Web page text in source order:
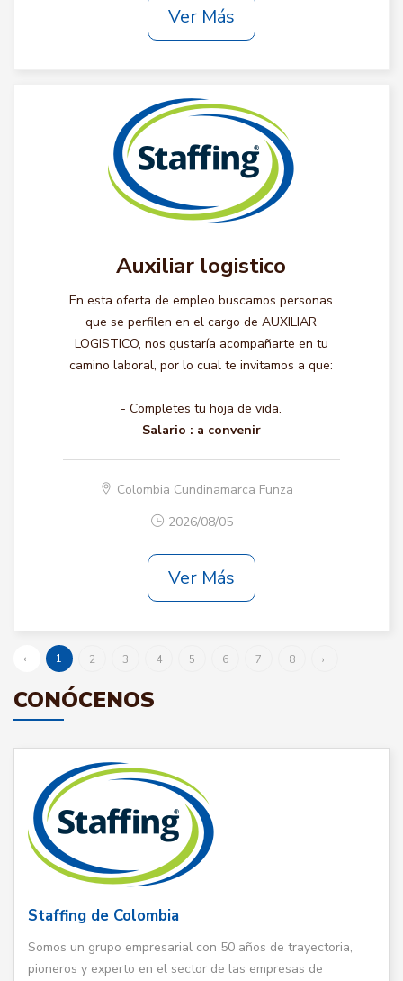
Ver Más
Auxiliar logistico
En esta oferta de empleo buscamos personas
que se perfilen en el cargo de AUXILIAR
LOGISTICO, nos gustaría acompañarte en tu
camino laboral, por lo cual te invitamos a que:
- Completes tu hoja de vida.
Salario : a convenir
Colombia Cundinamarca Funza
2026/08/05
Ver Más
‹ 1 2 3 4 5 6 7 8 ›
CONÓCENOS
Staffing de Colombia
Somos un grupo empresarial con 50 años de trayectoria,
pioneros y experto en el sector de las empresas de